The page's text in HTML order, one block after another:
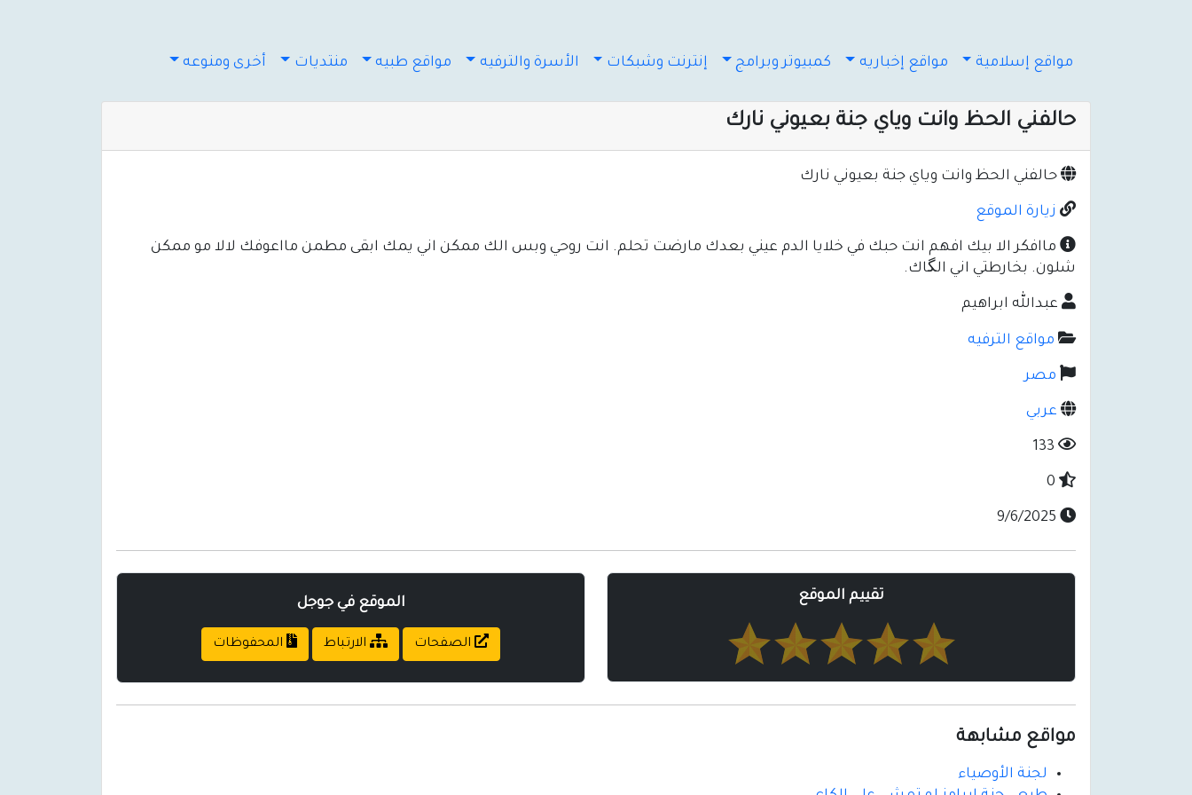
مواقع إسلامية مواقع إخباريه كمبيوتر وبرامج إنترنت وشبكات الأسرة والترفيه مواقع طبيه منتديات أخرى ومنوعه
حالفني الحظ وانت وياي جنة بعيوني نارك
حالفني الحظ وانت وياي جنة بعيوني نارك
زيارة الموقع
ماافكر الا بيك افهم انت حبك في خلايا الدم عيني بعدك مارضت تحلم. انت روحي وبس الك ممكن اني يمك ابقى مطمن مااعوفك لالا مو ممكن
شلون. بخارطتي اني الگاك.
عبدالله ابراهيم
مواقع الترفيه
مصر
عربي
تقييم الموقع الموقع في جوجل
الصفحات الارتباط المحفوظات
مواقع مشابهة
لجنة الأوصياء